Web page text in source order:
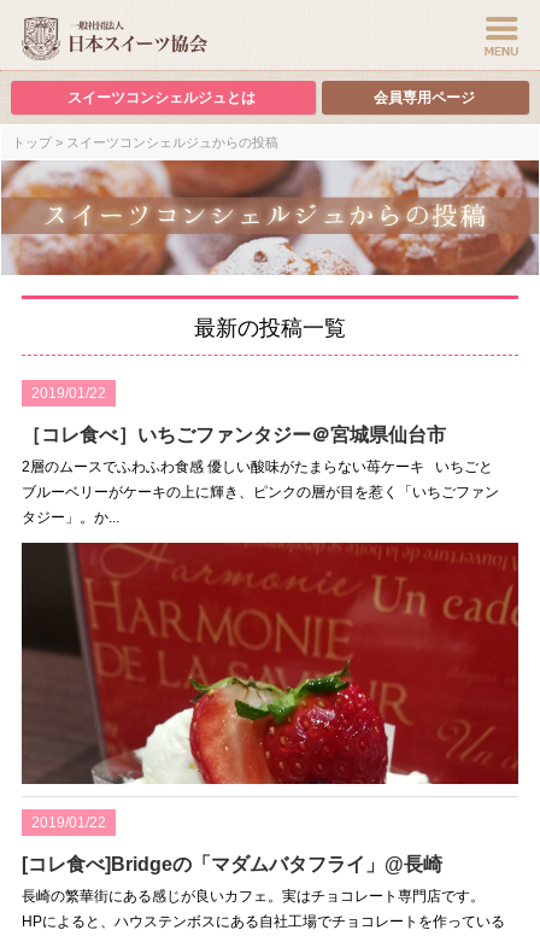
スイーツコンシェルジュとは 会員専用ページ
トップ> スイーツコンシェルジュからの投稿
最新の投稿一覧
2019/01/22
［コレ食べ］いちごファンタジー＠宮城県仙台市
2層のムースでふわふわ食感 優しい酸味がたまらない苺ケーキ いちごと
ブルーベリーがケーキの上に輝き、ピンクの層が目を惹く「いちごファン
タジー」。か...
2019/01/22
[コレ食べ]Bridgeの「マダムバタフライ」@長崎
長崎の繁華街にある感じが良いカフェ。実はチョコレート専門店です。
HPによると、ハウステンボスにある自社工場でチョコレートを作っている